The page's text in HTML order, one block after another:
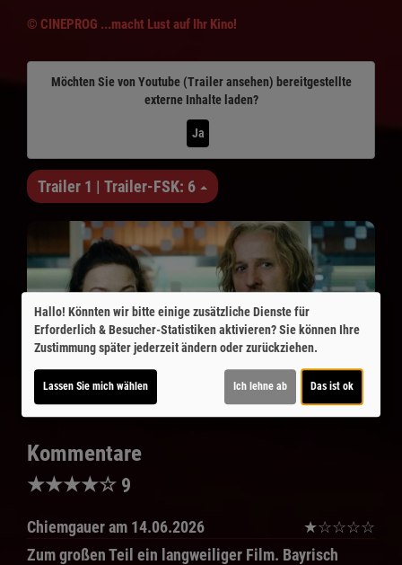
© CINEPROG ...macht Lust auf Ihr Kino!
Möchten Sie von Youtube (Trailer ansehen) bereitgestellte
externe Inhalte laden?
Ja
Trailer 1 | Trailer-FSK: 6
Kommentare
★★★★☆ 9
Chiemgaueram 14.06.2026 ★☆☆☆☆
Zum großen Teil ein langweiliger Film. Bayrisch
Hallo! Könnten wir bitte einige zusätzliche Dienste für
Erforderlich & Besucher-Statistikenaktivieren? Sie können Ihre
Zustimmung später jederzeit ändern oder zurückziehen.
Lassen Sie mich wählen Ich lehne ab Das ist ok